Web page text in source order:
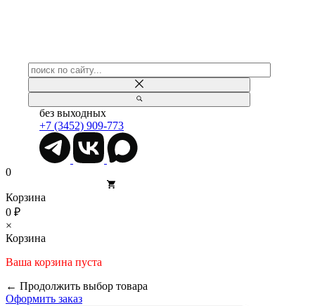
без выходных
+7 (3452) 909-773
0
Корзина
0 ₽
×
Корзина
Ваша корзина пуста
← Продолжить выбор товара
Оформить заказ